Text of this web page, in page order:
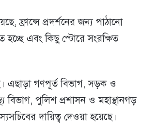
ফ্রান্সে প্রদর্শনের জন্য পাঠানো
হচ্ছে এবং কিছু স্টোরে সংরক্ষিত
এছাড়া গণপূর্ত বিভাগ, সড়ক ও
বিভাগ, পুলিশ প্রশাসন ও মহাস্থানগড়
দায়িত্ব দেওয়া হয়েছে।